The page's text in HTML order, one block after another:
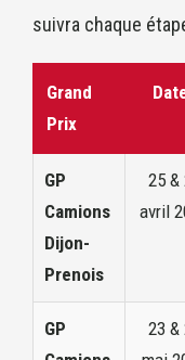
suivra chaque
Grand
Prix
GP
Camions
Dijon-
Prenois
25 &
avril
GP
23 &